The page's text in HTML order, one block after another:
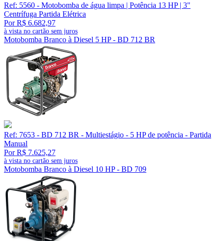
Ref: 5560 - Motobomba de água limpa | Potência 13 HP | 3"
Centrífuga Partida Elétrica
Por R$ 6.682,97
à vista no cartão sem juros
Motobomba Branco à Diesel 5 HP - BD 712 BR
Ref: 7653 - BD 712 BR - Multiestágio - 5 HP de potência - Partida
Manual
Por R$ 7.625,27
à vista no cartão sem juros
Motobomba Branco à Diesel 10 HP - BD 709